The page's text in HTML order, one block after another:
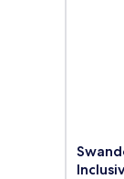
Hotels